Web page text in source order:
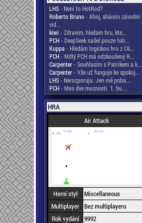
LHS- Není to HotRod?
Roberto Bruno- Ahoj, sháním závodní
vid...
kiwi - Zdravim, hledam hru, kte...
PCH- DeepSeek našel pouze toh...
Kuppa - Hledám logickou hru z C6...
PCH- Mdlý PCH má odzkoušený R...
Carpenter- Souhlasím s Patrikem a k...
Carpenter- Vše už funguje ke spokoj...
LHS- Nerozporuju. Jen mě poba...
PCH- Mas dve moznosti. 1. bu...
HRA
Air Attack
Herní styl
Miscellaneous
Multiplayer Bez multiplayeru
Rok vydání 9992